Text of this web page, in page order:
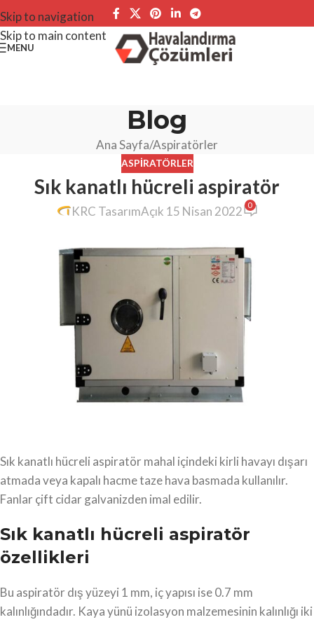
Skip to navigation
Skip to main content
MENU
Blog
Ana Sayfa Aspiratörler
ASPIRATÖRLER
Sık kanatlı hücreli aspiratör
KRC TasarımAçık 15 Nisan 2022 0
Sık kanatlı hücreli aspiratör mahal içindeki kirli havayı dışarı
atmada veya kapalı hacme taze hava basmada kullanılır.
Fanlar çift cidar galvanizden imal edilir.
Sık kanatlı hücreli aspiratör
özellikleri
Bu aspiratör dış yüzeyi 1 mm, iç yapısı ise 0.7 mm
kalınlığındadır. Kaya yünü izolasyon malzemesinin kalınlığı iki